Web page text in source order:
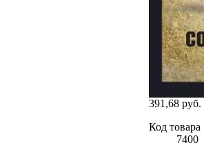
391,68 руб.
Код товара
7400